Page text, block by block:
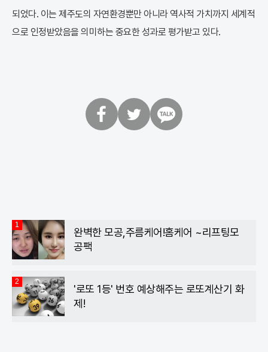
되었다. 이는 제주도의 자연환경뿐만 아니라 역사적 가치까지 세계적
으로 인정받았음을 의미하는 중요한 성과로 평가받고 있다.
1
완벽한 모공,주름케어!홈케어 ~리프팅모
공팩
2
'로또 1등' 번호 예상해주는 로또계산기 화
제!